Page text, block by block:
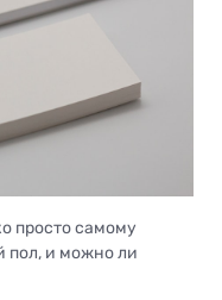
просто самому
пол, и можно ли